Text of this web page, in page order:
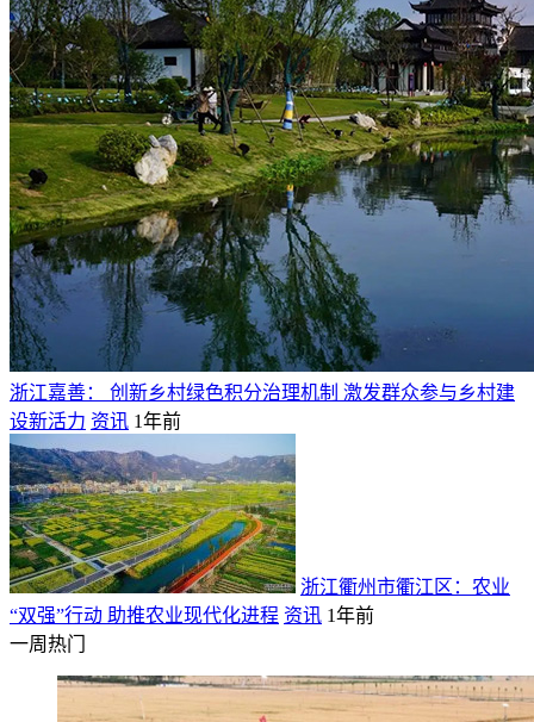
浙江嘉善： 创新乡村绿色积分治理机制 激发群众参与乡村建
设新活力 资讯 1年前
浙江衢州市衢江区：农业
“双强”行动 助推农业现代化进程 资讯 1年前
一周热门